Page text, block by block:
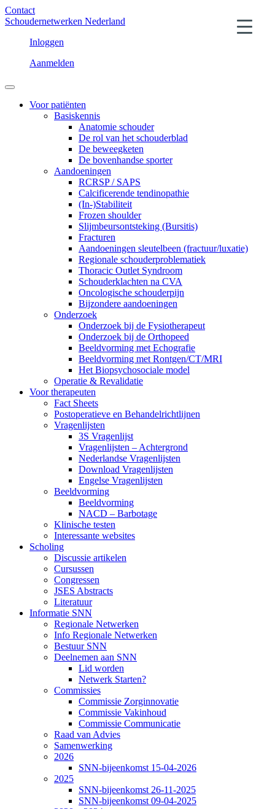
Contact
Schoudernetwerken Nederland
Inloggen
Aanmelden
Voor patiënten
Basiskennis
Anatomie schouder
De rol van het schouderblad
De beweegketen
De bovenhandse sporter
Aandoeningen
RCRSP / SAPS
Calcificerende tendinopathie
(In-)Stabiliteit
Frozen shoulder
Slijmbeursontsteking (Bursitis)
Fracturen
Aandoeningen sleutelbeen (fractuur/luxatie)
Regionale schouderproblematiek
Thoracic Outlet Syndroom
Schouderklachten na CVA
Oncologische schouderpijn
Bijzondere aandoeningen
Onderzoek
Onderzoek bij de Fysiotherapeut
Onderzoek bij de Orthopeed
Beeldvorming met Echografie
Beeldvorming met Rontgen/CT/MRI
Het Biopsychosociale model
Operatie & Revalidatie
Voor therapeuten
Fact Sheets
Postoperatieve en Behandelrichtlijnen
Vragenlijsten
3S Vragenlijst
Vragenlijsten – Achtergrond
Nederlandse Vragenlijsten
Download Vragenlijsten
Engelse Vragenlijsten
Beeldvorming
Beeldvorming
NACD – Barbotage
Klinische testen
Interessante websites
Scholing
Discussie artikelen
Cursussen
Congressen
JSES Abstracts
Literatuur
Informatie SNN
Regionale Netwerken
Info Regionale Netwerken
Bestuur SNN
Deelnemen aan SNN
Lid worden
Netwerk Starten?
Commissies
Commissie Zorginnovatie
Commissie Vakinhoud
Commissie Communicatie
Raad van Advies
Samenwerking
2026
SNN-bijeenkomst 15-04-2026
2025
SNN-bijeenkomst 26-11-2025
SNN-bijeenkomst 09-04-2025